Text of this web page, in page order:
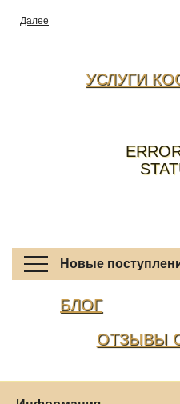
Далее
УСЛУГИ
Новые
БЛОГ
ОТЗЫВЫ